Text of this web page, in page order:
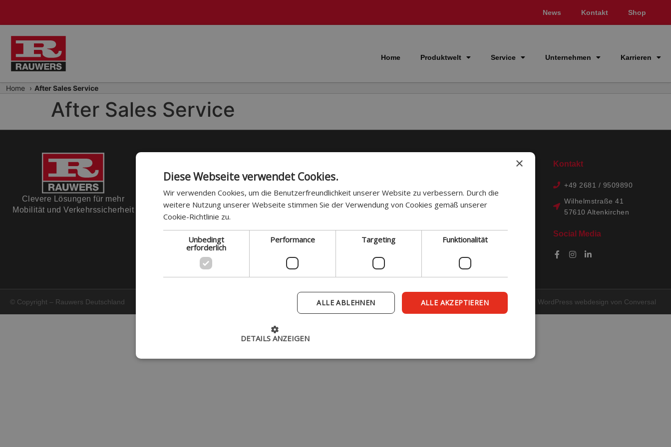
News Kontakt Shop
Home Produktwelt Service Unternehmen Karrieren
Home › After Sales Service
After Sales Service
Clevere Lösungen für mehr
Mobilität und Verkehrssicherheit
Signalisation
Online Shop
Cookies
Kontakt
+49 2681 / 9509890
Wilhelmstraße 41
57610 Altenkirchen
Social Media
© Copyright – Rauwers Deutschland Impressum|Datenschutz WordPress webdesign von Conversal
×
Diese Webseite verwendet Cookies.
Wir verwenden Cookies, um die Benutzerfreundlichkeit unserer Website zu verbessern. Durch die
weitere Nutzung unserer Webseite stimmen Sie der Verwendung von Cookies gemäß unserer
Cookie-Richtlinie zu.
Unbedingt
erforderlich
Performance Targeting Funktionalität
ALLE AKZEPTIEREN
ALLE ABLEHNEN
DETAILS ANZEIGEN